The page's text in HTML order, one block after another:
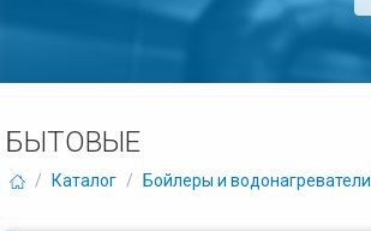
БЫТОВЫЕ
/ Каталог / Бойлеры и водонагреватели